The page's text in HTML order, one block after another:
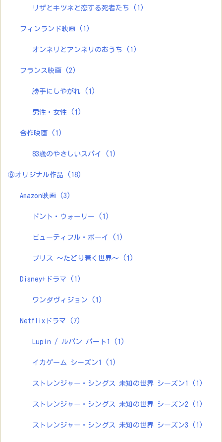
リザとキツネと恋する死者たち (1)
フィンランド映画 (1)
オンネリとアンネリのおうち (1)
フランス映画 (2)
勝手にしやがれ (1)
男性・女性 (1)
合作映画 (1)
83歳のやさしいスパイ (1)
⑥オリジナル作品 (18)
Amazon映画 (3)
ドント・ウォーリー (1)
ビューティフル・ボーイ (1)
ブリス ～たどり着く世界～ (1)
Disney+ドラマ (1)
ワンダヴィジョン (1)
Netflixドラマ (7)
Lupin / ルパン パート1 (1)
イカゲーム シーズン1 (1)
ストレンジャー・シングス 未知の世界 シーズン1 (1)
ストレンジャー・シングス 未知の世界 シーズン2 (1)
ストレンジャー・シングス 未知の世界 シーズン3 (1)